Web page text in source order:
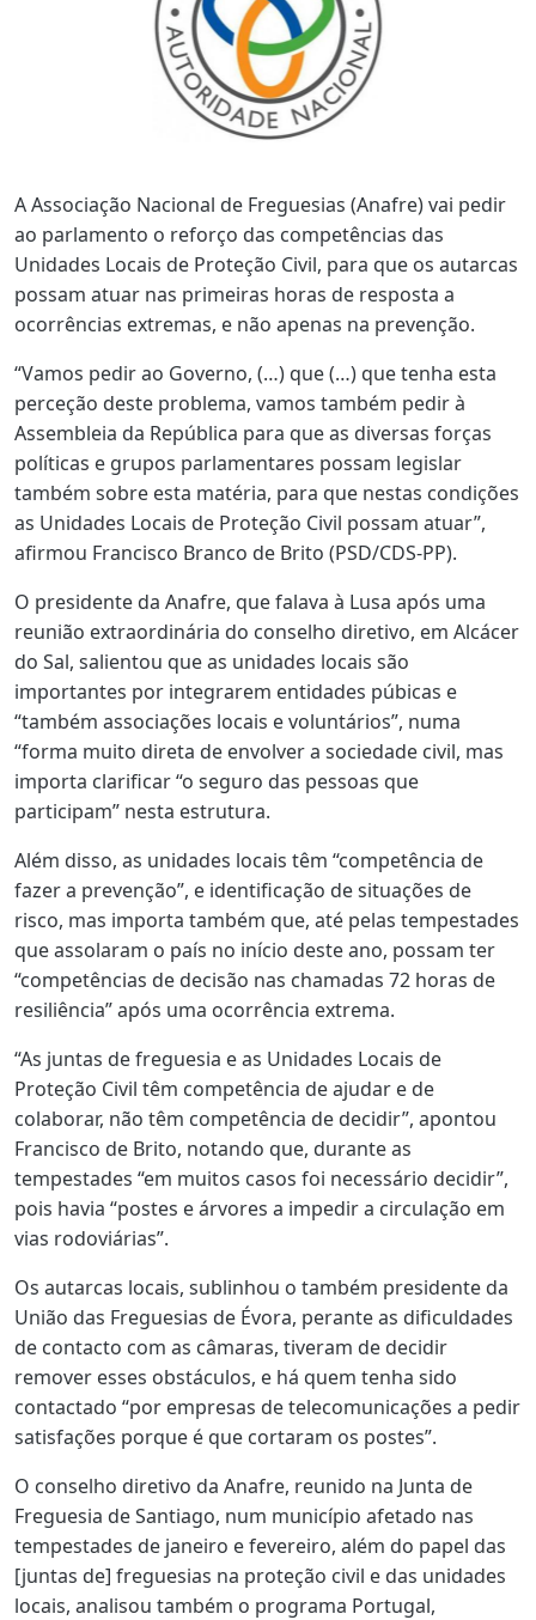
A Associação Nacional de Freguesias (Anafre) vai pedir
ao parlamento o reforço das competências das
Unidades Locais de Proteção Civil, para que os autarcas
possam atuar nas primeiras horas de resposta a
ocorrências extremas, e não apenas na prevenção.
“Vamos pedir ao Governo, (…) que (…) que tenha esta
perceção deste problema, vamos também pedir à
Assembleia da República para que as diversas forças
políticas e grupos parlamentares possam legislar
também sobre esta matéria, para que nestas condições
as Unidades Locais de Proteção Civil possam atuar”,
afirmou Francisco Branco de Brito (PSD/CDS-PP).
O presidente da Anafre, que falava à Lusa após uma
reunião extraordinária do conselho diretivo, em Alcácer
do Sal, salientou que as unidades locais são
importantes por integrarem entidades púbicas e
“também associações locais e voluntários”, numa
“forma muito direta de envolver a sociedade civil, mas
importa clarificar “o seguro das pessoas que
participam” nesta estrutura.
Além disso, as unidades locais têm “competência de
fazer a prevenção”, e identificação de situações de
risco, mas importa também que, até pelas tempestades
que assolaram o país no início deste ano, possam ter
“competências de decisão nas chamadas 72 horas de
resiliência” após uma ocorrência extrema.
“As juntas de freguesia e as Unidades Locais de
Proteção Civil têm competência de ajudar e de
colaborar, não têm competência de decidir”, apontou
Francisco de Brito, notando que, durante as
tempestades “em muitos casos foi necessário decidir”,
pois havia “postes e árvores a impedir a circulação em
vias rodoviárias”.
Os autarcas locais, sublinhou o também presidente da
União das Freguesias de Évora, perante as dificuldades
de contacto com as câmaras, tiveram de decidir
remover esses obstáculos, e há quem tenha sido
contactado “por empresas de telecomunicações a pedir
satisfações porque é que cortaram os postes”.
O conselho diretivo da Anafre, reunido na Junta de
Freguesia de Santiago, num município afetado nas
tempestades de janeiro e fevereiro, além do papel das
[juntas de] freguesias na proteção civil e das unidades
locais, analisou também o programa Portugal,